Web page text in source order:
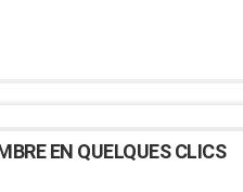
EN QUELQUES CLICS